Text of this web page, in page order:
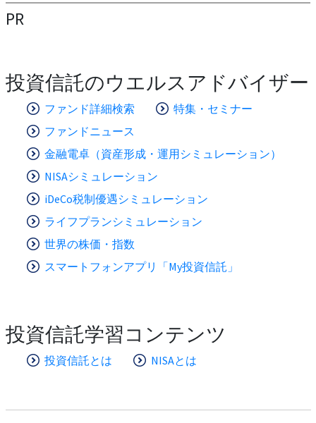
PR
投資信託のウエルスアドバイザー
ファンド詳細検索
特集・セミナー
ファンドニュース
金融電卓（資産形成・運用シミュレーション）
NISAシミュレーション
iDeCo税制優遇シミュレーション
ライフプランシミュレーション
世界の株価・指数
スマートフォンアプリ「My投資信託」
投資信託学習コンテンツ
投資信託とは NISAとは